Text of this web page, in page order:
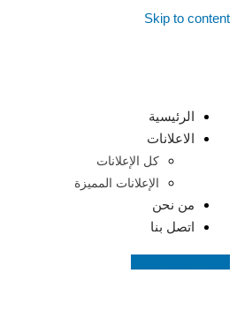
Skip to content
الرئيسية
الاعلانات
كل الإعلانات
الإعلانات المميزة
من نحن
اتصل بنا